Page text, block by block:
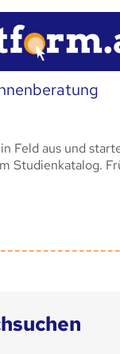
Feld aus und
Studienkatalog.